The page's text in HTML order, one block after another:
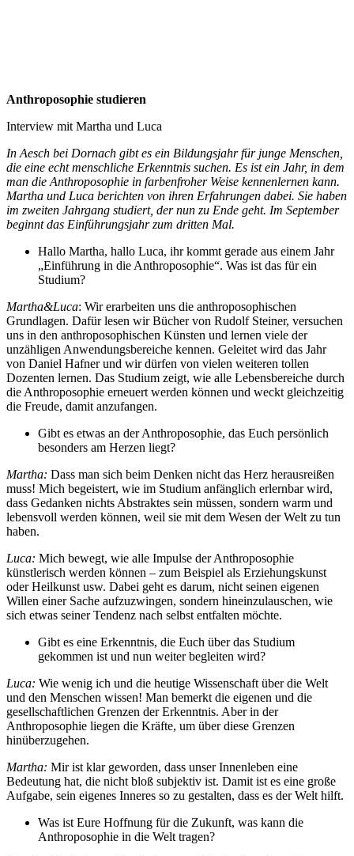
Anthroposophie studieren
Interview mit Martha und Luca
In Aesch bei Dornach gibt es ein Bildungsjahr für junge Menschen,
die eine echt menschliche Erkenntnis suchen. Es ist ein Jahr, in dem
man die Anthroposophie in farbenfroher Weise kennenlernen kann.
Martha und Luca berichten von ihren Erfahrungen dabei. Sie haben
im zweiten Jahrgang studiert, der nun zu Ende geht. Im September
beginnt das Einführungsjahr zum dritten Mal.
Hallo Martha, hallo Luca, ihr kommt gerade aus einem Jahr
„Einführung in die Anthroposophie“. Was ist das für ein
Studium?
Martha&Luca: Wir erarbeiten uns die anthroposophischen
Grundlagen. Dafür lesen wir Bücher von Rudolf Steiner, versuchen
uns in den anthroposophischen Künsten und lernen viele der
unzähligen Anwendungsbereiche kennen. Geleitet wird das Jahr
von Daniel Hafner und wir dürfen von vielen weiteren tollen
Dozenten lernen. Das Studium zeigt, wie alle Lebensbereiche durch
die Anthroposophie erneuert werden können und weckt gleichzeitig
die Freude, damit anzufangen.
Gibt es etwas an der Anthroposophie, das Euch persönlich
besonders am Herzen liegt?
Martha: Dass man sich beim Denken nicht das Herz herausreißen
muss! Mich begeistert, wie im Studium anfänglich erlernbar wird,
dass Gedanken nichts Abstraktes sein müssen, sondern warm und
lebensvoll werden können, weil sie mit dem Wesen der Welt zu tun
haben.
Luca: Mich bewegt, wie alle Impulse der Anthroposophie
künstlerisch werden können – zum Beispiel als Erziehungskunst
oder Heilkunst usw. Dabei geht es darum, nicht seinen eigenen
Willen einer Sache aufzuzwingen, sondern hineinzulauschen, wie
sich etwas seiner Tendenz nach selbst entfalten möchte.
Gibt es eine Erkenntnis, die Euch über das Studium
gekommen ist und nun weiter begleiten wird?
Luca: Wie wenig ich und die heutige Wissenschaft über die Welt
und den Menschen wissen! Man bemerkt die eigenen und die
gesellschaftlichen Grenzen der Erkenntnis. Aber in der
Anthroposophie liegen die Kräfte, um über diese Grenzen
hinüberzugehen.
Martha: Mir ist klar geworden, dass unser Innenleben eine
Bedeutung hat, die nicht bloß subjektiv ist. Damit ist es eine große
Aufgabe, sein eigenes Inneres so zu gestalten, dass es der Welt hilft.
Was ist Eure Hoffnung für die Zukunft, was kann die
Anthroposophie in die Welt tragen?